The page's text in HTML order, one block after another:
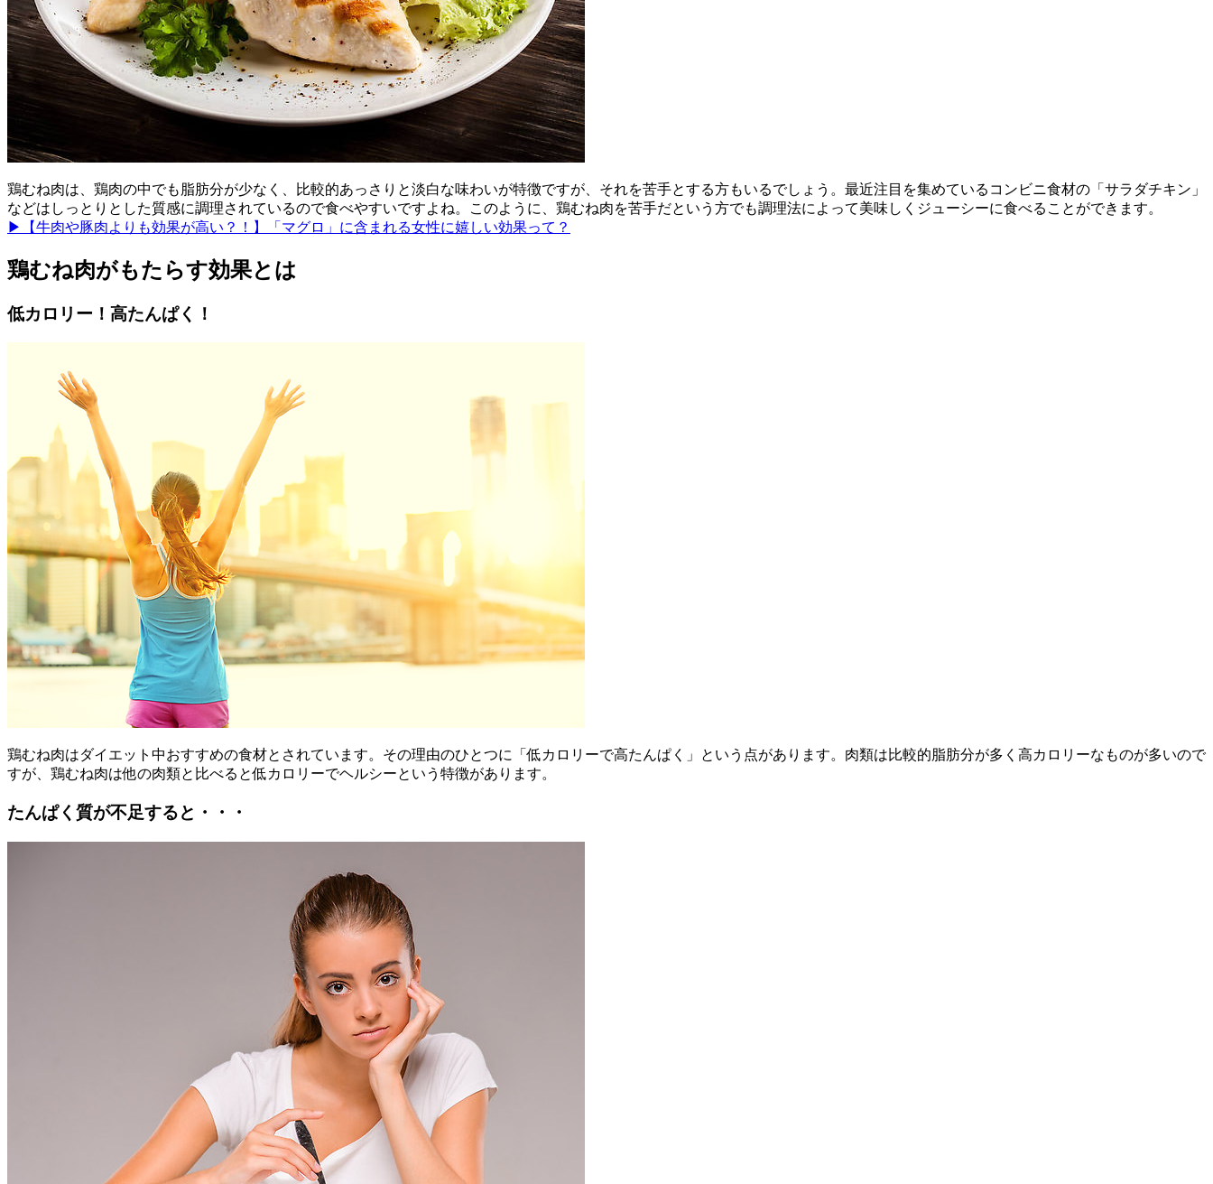
鶏むね肉は、鶏肉の中でも脂肪分が少なく、比較的あっさりと淡白な味わいが特徴ですが、それを苦手とする方もいるでしょう。最近注目を集めているコンビニ食材の「サラダチキン」
などはしっとりとした質感に調理されているので食べやすいですよね。このように、鶏むね肉を苦手だという方でも調理法によって美味しくジューシーに食べることができます。
▶【牛肉や豚肉よりも効果が高い？！】「マグロ」に含まれる女性に嬉しい効果って？
鶏むね肉がもたらす効果とは
低カロリー！高たんぱく！
鶏むね肉はダイエット中おすすめの食材とされています。その理由のひとつに「低カロリーで高たんぱく」という点があります。肉類は比較的脂肪分が多く高カロリーなものが多いので
すが、鶏むね肉は他の肉類と比べると低カロリーでヘルシーという特徴があります。
たんぱく質が不足すると・・・